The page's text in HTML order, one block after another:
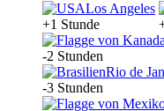
Los Angeles
+1 Stunde
-2 Stunden
Rio de
-3 Stunden